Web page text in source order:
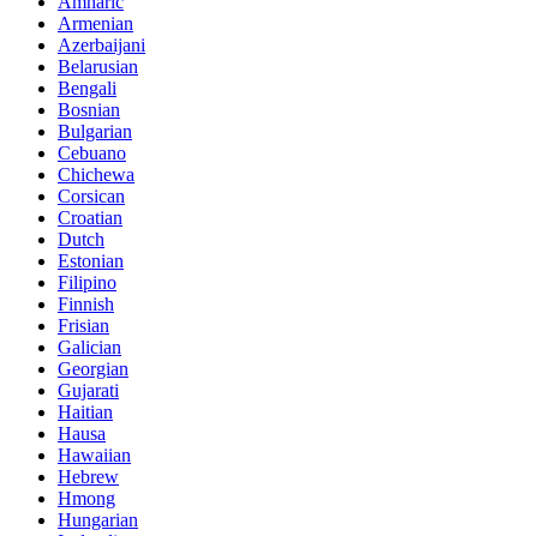
Armenian
Azerbaijani
Belarusian
Bengali
Bosnian
Bulgarian
Cebuano
Chichewa
Corsican
Croatian
Dutch
Estonian
Filipino
Finnish
Frisian
Galician
Georgian
Gujarati
Haitian
Hausa
Hawaiian
Hebrew
Hmong
Hungarian